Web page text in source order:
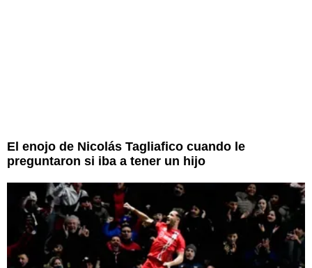
El enojo de Nicolás Tagliafico cuando le
preguntaron si iba a tener un hijo